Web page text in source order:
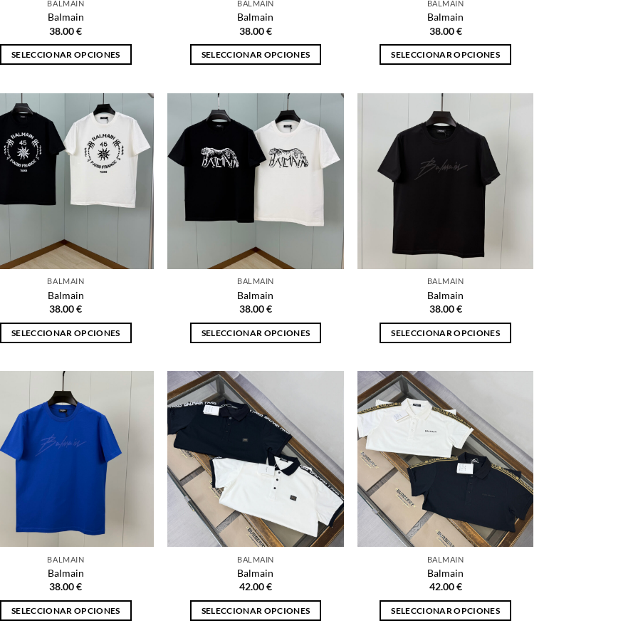
de
producto
de
producto
de
producto
BALMAIN
Balmain
38.00€
SELECCIONAR OPCIONES
múltiples
variantes.
Las
opciones
se
pueden
la
página
de
producto
BALMAIN
Balmain
38.00€
SELECCIONAR OPCIONES
múltiples
variantes.
Las
opciones
se
elegir
la
página
de
producto
BALMAIN
Balmain
38.00€
SELECCIONAR OPCIONES
múltiples
variantes.
opciones
la
página
de
producto
BALMAIN
Balmain
38.00€
SELECCIONAR OPCIONES
múltiples
variantes.
opciones
la
página
de
producto
BALMAIN
Balmain
38.00€
SELECCIONAR OPCIONES
tiene
múltiples
variantes.
opciones
se
pueden
en
la
página
de
producto
BALMAIN
Balmain
38.00€
SELECCIONAR OPCIONES
múltiples
variantes.
opciones
se
pueden
en
página
de
producto
BALMAIN
Balmain
38.00€
SELECCIONAR OPCIONES
BALMAIN
Balmain
42.00€
SELECCIONAR OPCIONES
BALMAIN
Balmain
42.00€
SELECCIONAR OPCIONES